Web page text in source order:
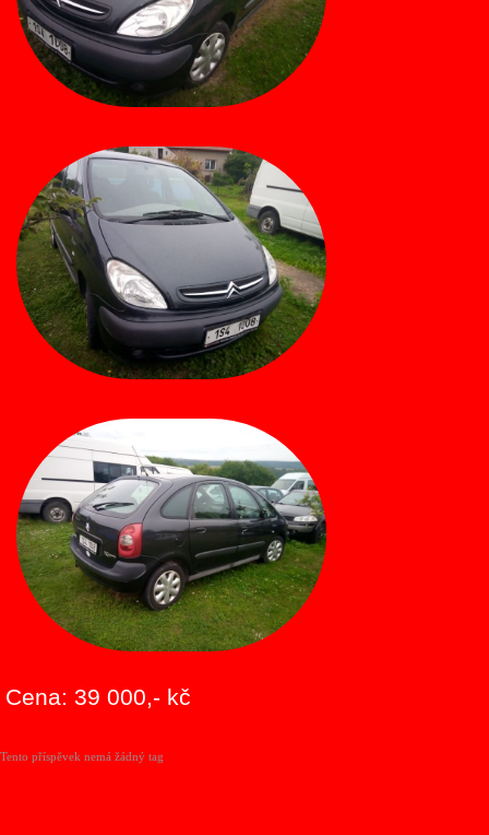
Cena: 39 000,- kč
Tento příspěvek nemá žádný tag